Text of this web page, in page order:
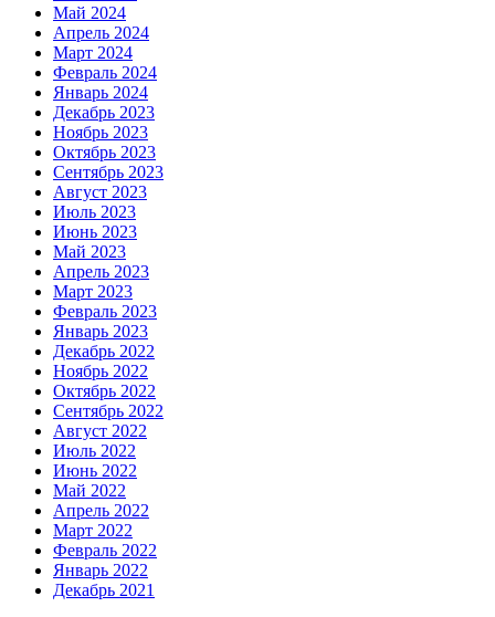
Май 2024
Апрель 2024
Март 2024
Февраль 2024
Январь 2024
Декабрь 2023
Ноябрь 2023
Октябрь 2023
Сентябрь 2023
Август 2023
Июль 2023
Июнь 2023
Май 2023
Апрель 2023
Март 2023
Февраль 2023
Январь 2023
Декабрь 2022
Ноябрь 2022
Октябрь 2022
Сентябрь 2022
Август 2022
Июль 2022
Июнь 2022
Май 2022
Апрель 2022
Март 2022
Февраль 2022
Январь 2022
Декабрь 2021